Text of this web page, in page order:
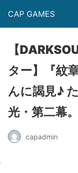
CAP GAMES
【
ター】『紋
んに謁見♪
光・第二幕。
capadmin